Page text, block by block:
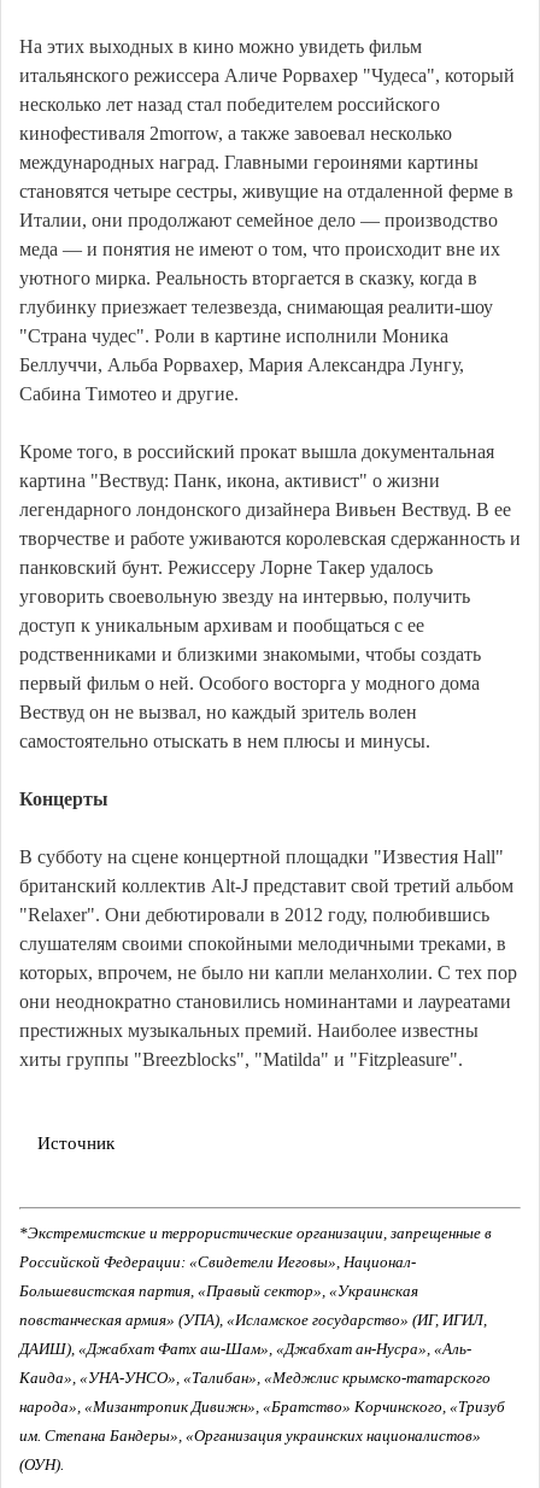
На этих выходных в кино можно увидеть фильм
итальянского режиссера Аличе Рорвахер "Чудеса", который
несколько лет назад стал победителем российского
кинофестиваля 2morrow, а также завоевал несколько
международных наград. Главными героинями картины
становятся четыре сестры, живущие на отдаленной ферме в
Италии, они продолжают семейное дело — производство
меда — и понятия не имеют о том, что происходит вне их
уютного мирка. Реальность вторгается в сказку, когда в
глубинку приезжает телезвезда, снимающая реалити-шоу
"Страна чудес". Роли в картине исполнили Моника
Беллуччи, Альба Рорвахер, Мария Александра Лунгу,
Сабина Тимотео и другие.
Кроме того, в российский прокат вышла документальная
картина "Вествуд: Панк, икона, активист" о жизни
легендарного лондонского дизайнера Вивьен Вествуд. В ее
творчестве и работе уживаются королевская сдержанность и
панковский бунт. Режиссеру Лорне Такер удалось
уговорить своевольную звезду на интервью, получить
доступ к уникальным архивам и пообщаться с ее
родственниками и близкими знакомыми, чтобы создать
первый фильм о ней. Особого восторга у модного дома
Вествуд он не вызвал, но каждый зритель волен
самостоятельно отыскать в нем плюсы и минусы.
Концерты
В субботу на сцене концертной площадки "Известия Hall"
британский коллектив Alt-J представит свой третий альбом
"Relaxer". Они дебютировали в 2012 году, полюбившись
слушателям своими спокойными мелодичными треками, в
которых, впрочем, не было ни капли меланхолии. С тех пор
они неоднократно становились номинантами и лауреатами
престижных музыкальных премий. Наиболее известны
хиты группы "Breezblocks", "Matilda" и "Fitzpleasurе".
Источник
*Экстремистские и террористические организации, запрещенные в
Российской Федерации: «Свидетели Иеговы», Национал-
Большевистская партия, «Правый сектор», «Украинская
повстанческая армия» (УПА), «Исламское государство» (ИГ, ИГИЛ,
ДАИШ), «Джабхат Фатх аш-Шам», «Джабхат ан-Нусра», «Аль-
Каида», «УНА-УНСО», «Талибан», «Меджлис крымско-татарского
народа», «Мизантропик Дивижн», «Братство» Корчинского, «Тризуб
им. Степана Бандеры», «Организация украинских националистов»
(ОУН).